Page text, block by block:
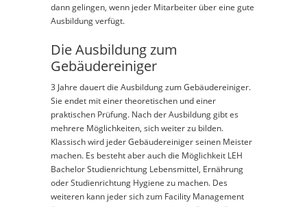
dann gelingen, wenn jeder Mitarbeiter über eine gute
Ausbildung verfügt.
Die Ausbildung zum
Gebäudereiniger
3 Jahre dauert die Ausbildung zum Gebäudereiniger.
Sie endet mit einer theoretischen und einer
praktischen Prüfung. Nach der Ausbildung gibt es
mehrere Möglichkeiten, sich weiter zu bilden.
Klassisch wird jeder Gebäudereiniger seinen Meister
machen. Es besteht aber auch die Möglichkeit LEH
Bachelor Studienrichtung Lebensmittel, Ernährung
oder Studienrichtung Hygiene zu machen. Des
weiteren kann jeder sich zum Facility Management